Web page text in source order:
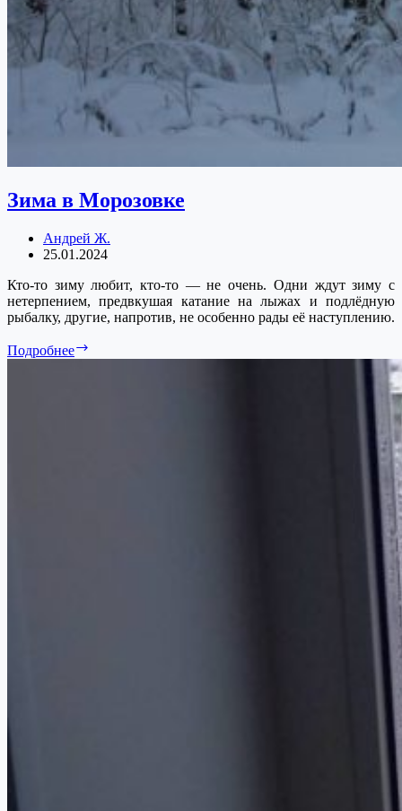
Зима в Морозовке
Андрей Ж.
25.01.2024
Кто-то зиму любит, кто-то — не очень. Одни ждут зиму с
нетерпением, предвкушая катание на лыжах и подлёдную
рыбалку, другие, напротив, не особенно рады её наступлению.
Подробнее
в